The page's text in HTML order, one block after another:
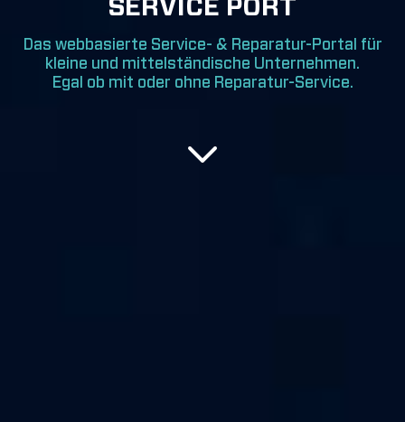
SERVICE PORT
Das webbasierte Service- & Reparatur-Portal für
kleine und mittelständische Unternehmen.
Egal ob mit oder ohne Reparatur-Service.